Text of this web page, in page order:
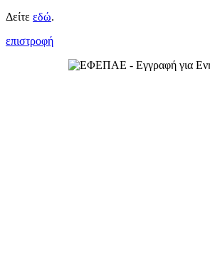
Δείτε εδώ.
επιστροφή